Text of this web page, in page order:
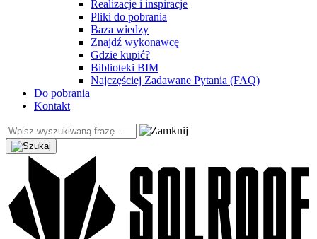
Realizacje i inspiracje
Pliki do pobrania
Baza wiedzy
Znajdź wykonawcę
Gdzie kupić?
Biblioteki BIM
Najczęściej Zadawane Pytania (FAQ)
Do pobrania
Kontakt